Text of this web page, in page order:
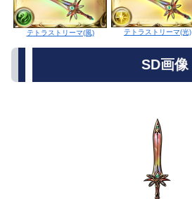
テトラストリーマ(風) テトラストリーマ(光)
SD画像